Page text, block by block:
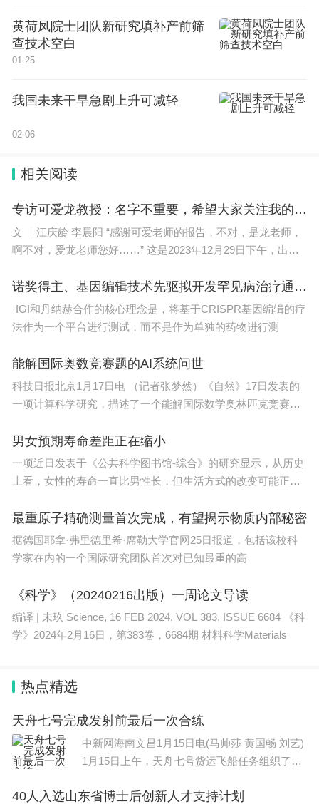
密、高效的产学研协作机制，推动人工智能创新成果
从实验室更快走向田间地头，切实转化为推动产业升
李洪文在致辞中向福建农林大学成立人工智能学
领域积淀深厚、成果丰硕。相信福建农林大学人工智
能学院瞄准国家战略需求，立足区域禀赋，将智能感
主业结合，一定能形成差异化优势，打造成不可替代
的学科品牌。
共同为福建农林大学人工智能学院揭牌
在与会领导与嘉宾的共同见证下，李洪文、赖海
文华、郑晨斌、潘行星、郭延松、孔祥增共同为福建
农林大学人工智能学院揭牌，标志着人工智能学院进
工科建设、推进人工智能与高等农林教育融合发展进
入了新阶段。人工智能学院将着力建设成为人工智能
地，为服务国家战略和福建数字经济产业发展、加快
推进农业农村现代化和乡村全面振兴作出新的更大贡
献。
复公益项目”及“福农智摘、扬帆出海——‘福小灵’采
摘机器人新质生产力全球推广合作项目”的研究背
景、创新亮点及项目影响，全方位呈现人工智能学院
产学研一体化创新实力。
黄荷凤院士团队新研究填补产前筛
查技术空白
01-25
我国未来干旱急剧上升可减轻
02-06
相关阅读
专访可爱龙教授：名字不重要，希望大家关注我的学术
文 ｜江庆龄 李晨阳 “感谢可爱老师的报告，不对，是龙老师，
啊不对，爱龙老师您好……” 这是2023年12月29日下午，出现
诺奖得主、基因编辑技术先驱拟开发罕见病治疗通用策略
·IGI和丹纳赫合作的核心理念是，将基于CRISPR基因编辑的疗
法作为一个平台进行测试，而不是作为单独的药物进行测
能解国际奥数竞赛题的AI系统问世
科技日报北京1月17日电 （记者张梦然）《自然》17日发表的
一项计算科学研究，描述了一个能解国际数学奥林匹克竞赛级
男女预期寿命差距正在缩小
一项近日发表于《公共科学图书馆-综合》的研究显示，从历史
上看，女性的寿命一直比男性长，但生活方式的改变可能正在
最重原子精确测量首次完成，有望揭示物质内部秘密
据德国耶拿·弗里德里希·席勒大学官网25日报道，包括该校科
学家在内的一个国际研究团队首次对已知最重的高
《科学》（20240216出版）一周论文导读
编译 | 未玖 Science, 16 FEB 2024, VOL 383, ISSUE 6684 《科
学》2024年2月16日，第383卷，6684期 材料科学Materials
热点精选
天舟七号完成发射前最后一次合练
中新网海南文昌1月15日电(马帅莎 黄国畅 刘艺)
1月15日上午，天舟七号货运飞船任务组织了发
40人入选山东省博士后创新人才支持计划